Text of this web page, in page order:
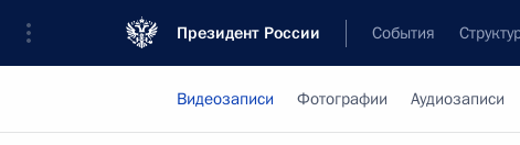
Президент России События
Видеозаписи Фотографии Аудиозаписи